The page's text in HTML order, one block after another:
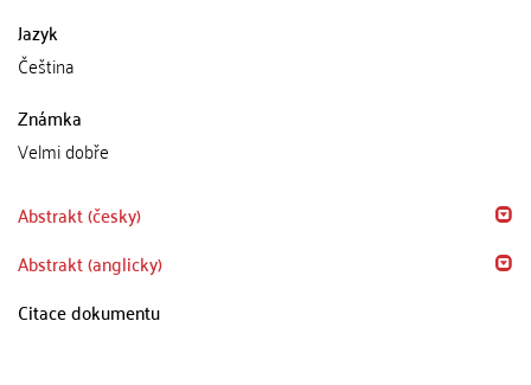
Jazyk
Čeština
Známka
Velmi dobře
Abstrakt (česky)
Abstrakt (anglicky)
Citace dokumentu